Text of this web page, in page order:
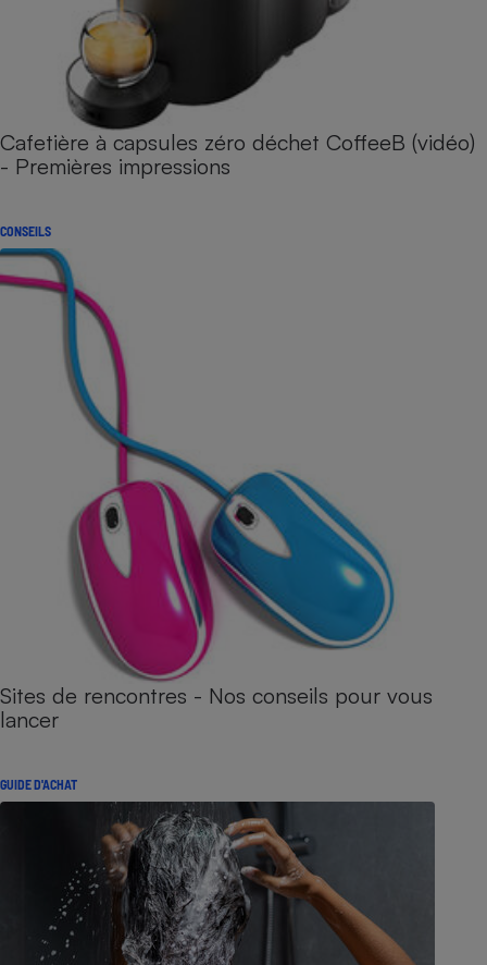
Cafetière à capsules zéro déchet CoffeeB (vidéo)
- Premières impressions
CONSEILS
Sites de rencontres - Nos conseils pour vous
lancer
GUIDE D'ACHAT